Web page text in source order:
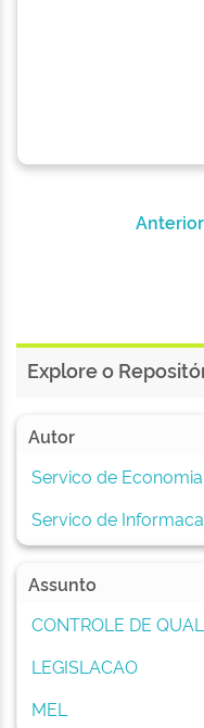
Anterior
Explore o
Autor
Servico de Economia
Servico de
Assunto
CONTROLE DE
LEGISLACAO
MEL